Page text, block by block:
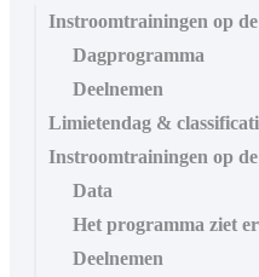
Instroomtrainingen op
Dagprogramma
Deelnemen
Limietendag &
Instroomtrainingen op
Data
Het programma ziet
Deelnemen